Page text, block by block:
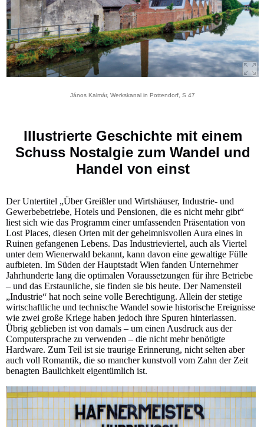
János Kalmár, Werkskanal in Pottendorf, S 47
Illustrierte Geschichte mit einem
Schuss Nostalgie zum Wandel und
Handel von einst
Der Untertitel „Über Greißler und Wirtshäuser, Industrie- und
Gewerbebetriebe, Hotels und Pensionen, die es nicht mehr gibt“
liest sich wie das Programm einer umfassenden Präsentation von
Lost Places, diesen Orten mit der geheimnisvollen Aura eines in
Ruinen gefangenen Lebens. Das Industrieviertel, auch als Viertel
unter dem Wienerwald bekannt, kann davon eine gewaltige Fülle
aufbieten. Im Süden der Hauptstadt Wien fanden Unternehmer
Jahrhunderte lang die optimalen Voraussetzungen für ihre Betriebe
– und das Erstaunliche, sie finden sie bis heute. Der Namensteil
„Industrie“ hat noch seine volle Berechtigung. Allein der stetige
wirtschaftliche und technische Wandel sowie historische Ereignisse
wie zwei große Kriege haben jedoch ihre Spuren hinterlassen.
Übrig geblieben ist von damals – um einen Ausdruck aus der
Computersprache zu verwenden – die nicht mehr benötigte
Hardware. Zum Teil ist sie traurige Erinnerung, nicht selten aber
auch voll Romantik, die so mancher kunstvoll vom Zahn der Zeit
benagten Baulichkeit eigentümlich ist.